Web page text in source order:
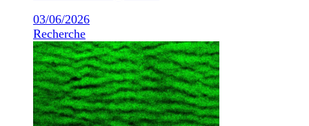
03/06/2026
Recherche